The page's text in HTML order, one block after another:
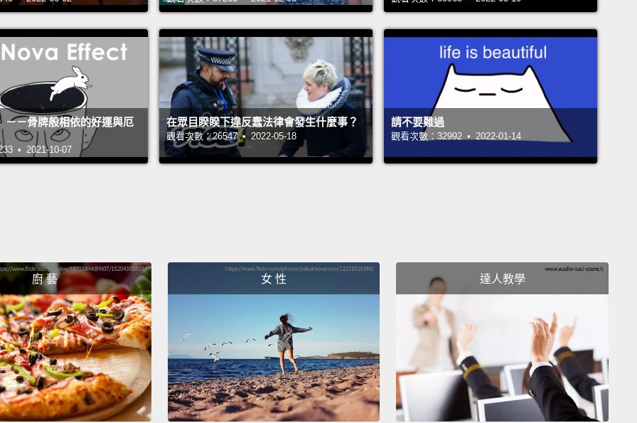
坐在後座，將車窗搖下來的時候。
Watering your plants and watching the soil go from dry to
wet.
替植物澆水，看著泥土由乾轉濕。
Feeling the warmth of the sun against your back.
Finding a song that you haven't heard before,
if it was made just for you, for that very moment.
找到一首你從未聽過的歌曲，而它就像是在那個當下，只為你
寫的歌。
Seeing a single flower grow in a random place.
It makes
you believe that the seemingly odd and sometimes even
－－骨牌般相依的好運與厄
• 2021-10-07
在眾目睽睽下違反蠢法律會發生什麼事？
觀看次數：26547 • 2022-05-18
請不要難過
觀看次數：32992 • 2022-01-14
廚 藝 女 性 達人教學